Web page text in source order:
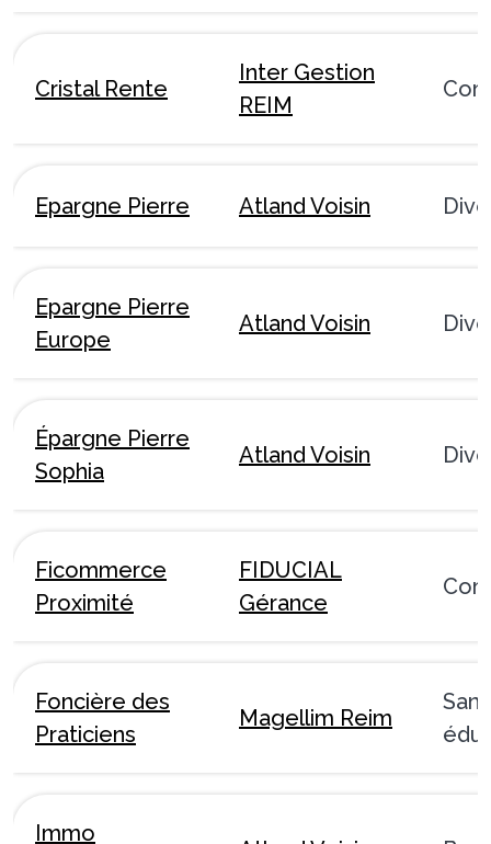
Cristal Rente
Inter Gestion
REIM
Epargne Pierre Atland Voisin
Epargne Pierre
Europe
Atland Voisin
Épargne Pierre
Sophia
Atland Voisin
Ficommerce
Proximité
FIDUCIAL
Gérance
Foncière des
Praticiens
Magellim Reim
Immo